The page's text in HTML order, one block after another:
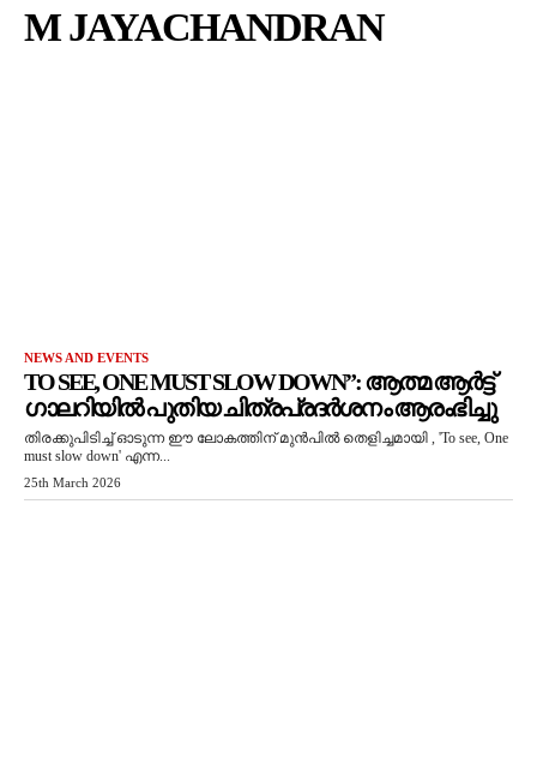
M JAYACHANDRAN
NEWS AND EVENTS
TO SEE, ONE MUST SLOW DOWN”: ആത്മ ആർട്ട്
ഗാലറിയിൽ പുതിയ ചിത്രപ്രദർശനം ആരംഭിച്ചു
തിരക്കുപിടിച്ച് ഓടുന്ന ഈ ലോകത്തിന് മുൻപിൽ തെളിച്ചമായി , 'To see, One
must slow down' എന്ന...
25th March 2026